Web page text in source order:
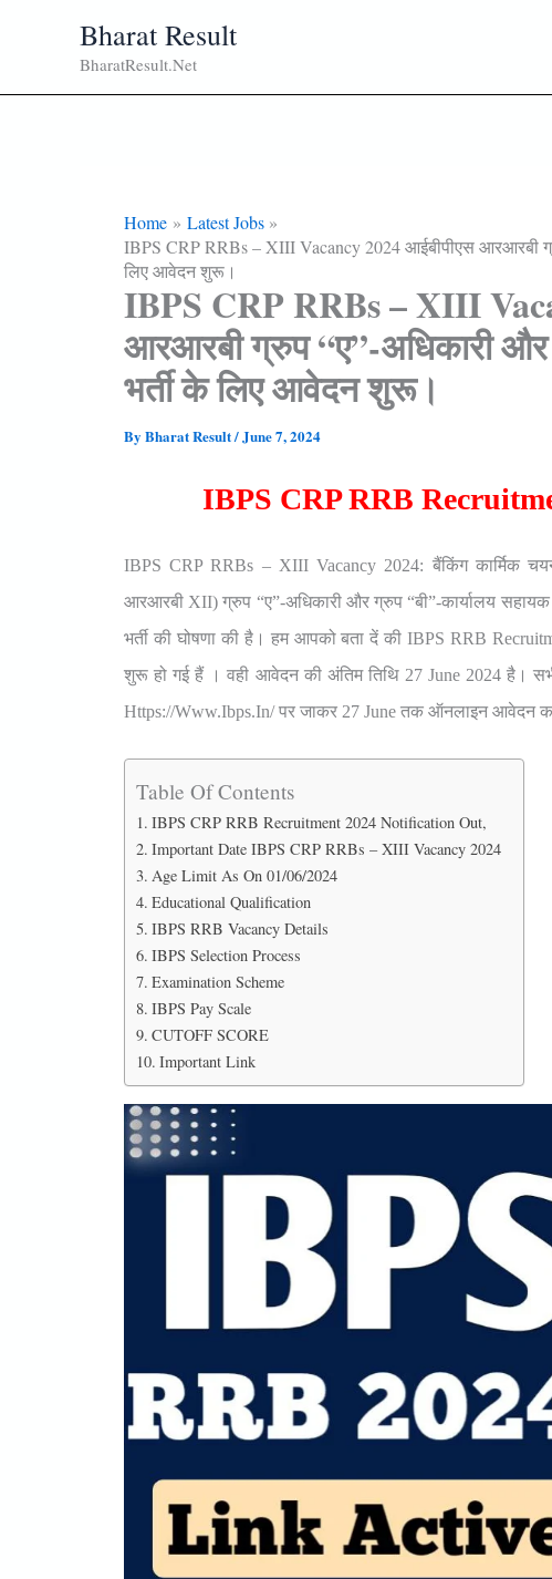
Bharat Result
BharatResult.Net
Home
Latest Jobs
IBPS CRP RRBs – XIII Vacancy 2024 आईबीपीएस आरआरबी
लिए आवेदन शुरू।
IBPS CRP RRBs – XIII
आरआरबी ग्रुप “ए”-अधिकारी और
भर्ती के लिए आवेदन शुरू।
By Bharat Result/June 7, 2024
IBPS CRP RRB
IBPS CRP RRBs – XIII Vacancy 2024: बैंकिंग कार्मिक
आरआरबी XII) ग्रुप “ए”-अधिकारी और ग्रुप “बी”-कार्यालय
भर्ती की घोषणा की है। हम आपको बता दें की IBPS RRB
शुरू हो गई हैं । वही आवेदन की अंतिम तिथि 27 June 2024 है।
Https://www.ibps.in/ पर जाकर 27 June तक ऑनलाइन आवेदन
Table Of Contents
IBPS CRP RRB Recruitment 2024 Notification Out,
Important Date IBPS CRP RRBs – XIII Vacancy 2024
Age Limit As On 01/06/2024
Educational Qualification
IBPS RRB Vacancy Details
IBPS Selection Process
Examination Scheme
IBPS Pay Scale
CUTOFF SCORE
Important Link